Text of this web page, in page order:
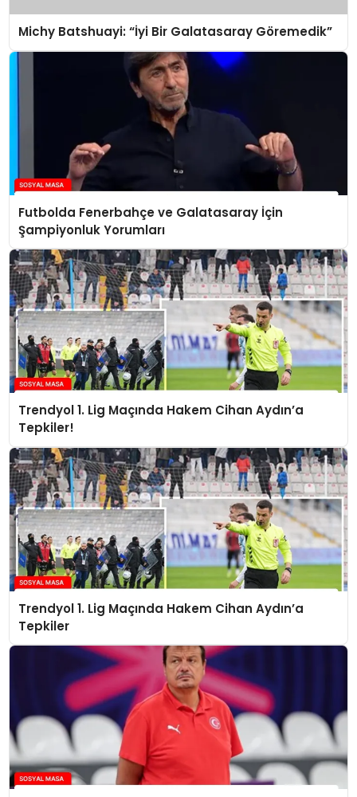
Michy Batshuayi: “İyi Bir Galatasaray Göremedik”
Futbolda Fenerbahçe ve Galatasaray İçin
Şampiyonluk Yorumları
Trendyol 1. Lig Maçında Hakem Cihan Aydın’a
Tepkiler!
Trendyol 1. Lig Maçında Hakem Cihan Aydın’a
Tepkiler